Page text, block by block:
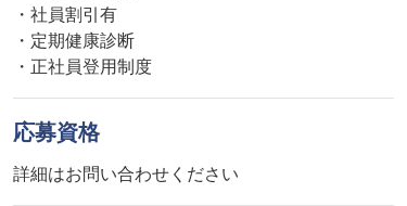
・社員割引有
・定期健康診断
・正社員登用制度
応募資格
詳細はお問い合わせください